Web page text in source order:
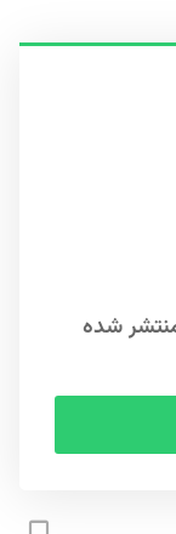
پیوست منتشر شده